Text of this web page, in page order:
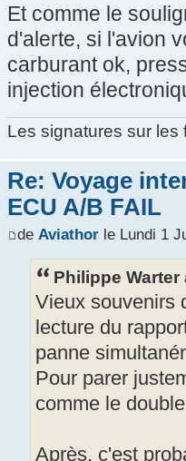
Et comme le
d'alerte, si l'avion
carburant ok,
injection
Les signatures sur les
Re: Voyage
ECU A/B FAIL
de Aviathorle Lundi 1
Philippe Warter
Vieux souvenirs
lecture du
panne
Pour parer
comme le
Après, c'est